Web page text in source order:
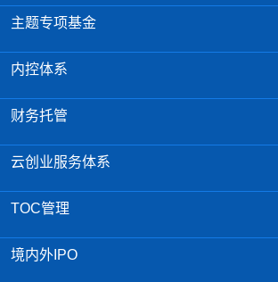
主题专项基金
内控体系
财务托管
云创业服务体系
TOC管理
境内外IPO